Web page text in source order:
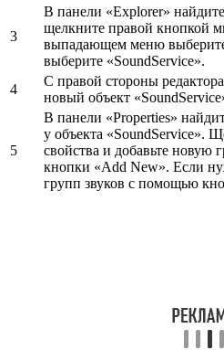
3
В панели «Explorer»
щелкните правой кнопкой
выпадающем меню
выберите «SoundService».
4
С правой стороны
новый объект
5
В панели «Properties»
у объекта «SoundService».
свойства и добавьте новую
кнопки «Add New». Если
групп звуков с помощью